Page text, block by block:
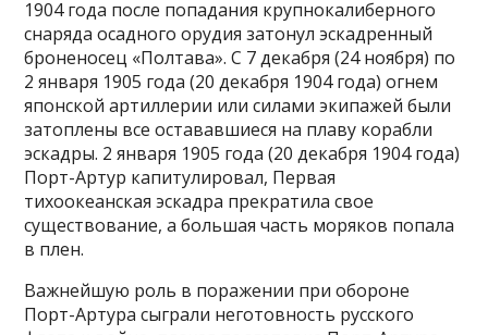
1904 года после попадания крупнокалиберного
снаряда осадного орудия затонул эскадренный
броненосец «Полтава». С 7 декабря (24 ноября) по
2 января 1905 года (20 декабря 1904 года) огнем
японской артиллерии или силами экипажей были
затоплены все остававшиеся на плаву корабли
эскадры. 2 января 1905 года (20 декабря 1904 года)
Порт-Артур капитулировал, Первая
тихоокеанская эскадра прекратила свое
существование, а большая часть моряков попала
в плен.
Важнейшую роль в поражении при обороне
Порт-Артура сыграли неготовность русского